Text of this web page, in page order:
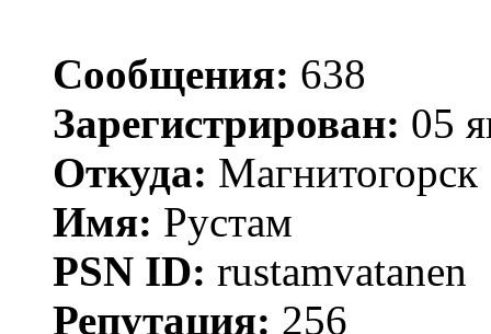
Сообщения: 638
Зарегистрирован: 05
Откуда: Магнитогорск
Имя: Рустам
PSN ID: rustamvatanen
Репутация: 256